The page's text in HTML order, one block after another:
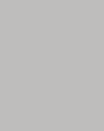
non dispone di
seguire attentamente le
della tua macchina